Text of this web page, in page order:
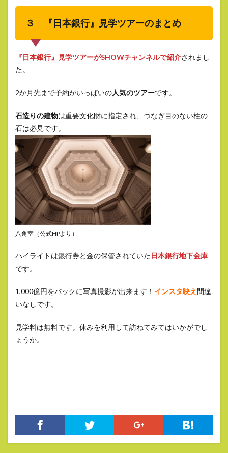
３ 『日本銀行』見学ツアーのまとめ
『日本銀行』見学ツアーがSHOWチャンネルで紹介されまし
た。
2か月先まで予約がいっぱいの人気のツアーです。
石造りの建物は重要文化財に指定され、つなぎ目のない柱の
石は必見です。
八角室（公式HPより）
ハイライトは銀行券と金の保管されていた日本銀行地下金庫
です。
1,000億円をバックに写真撮影が出来ます！ インスタ映え 間違
いなしです。
見学料は無料です。休みを利用して訪ねてみてはいかがでし
ょうか。